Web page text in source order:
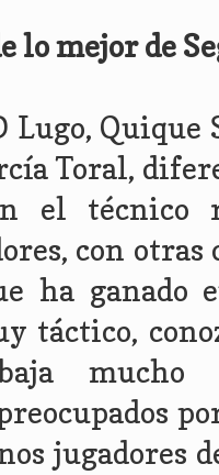
lo mejor de
Lugo,
Toral,
el
con
ha ganado
táctico,
mucho
jugadores